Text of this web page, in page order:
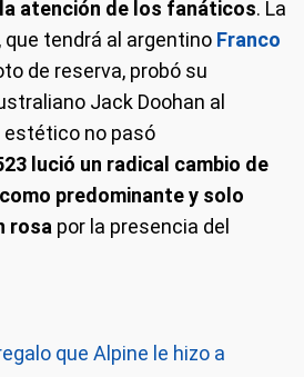
atención de los fanáticos. La
tendrá al argentino Franco
de reserva, probó su
Jack Doohan al
estético no pasó
lució un radical cambio de
predominante y solo
rosa por la presencia del
que Alpine le hizo a